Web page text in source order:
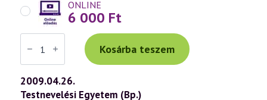
ONLINE
6 000 Ft
Váradi
Tibor
előadás
(519)
—
Önmagunk
valódi
Kosárba teszem
2009.04.26.
Testnevelési Egyetem (Bp.)